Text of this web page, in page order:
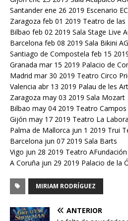
Santander ene 26 2019 Escenario
Zaragoza feb 01 2019 Teatro de las
Bilbao feb 02 2019 Sala Stage Live
Barcelona feb 08 2019 Sala Bikini
Santiago de Compostela feb 15
Granada mar 15 2019 Palacio de
Madrid mar 30 2019 Teatro Circo
Valencia abr 13 2019 Palau de les
Zaragoza may 03 2019 Sala Mozart
Bilbao may 04 2019 Teatro Campos
Gijón may 17 2019 Teatro La Labora
Palma de Mallorca jun 1 2019 Trui
Barcelona jun 07 2019 Sala Barts
Vigo jun 28 2019 Teatro AFundación
A Coruña jun 29 2019 Palacio de la
MIRIAM RODRÍGUEZ
ANTERIOR